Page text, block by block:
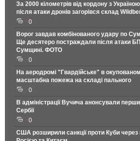
За 2000 кілометрів від кордону з
після атаки дронів загорівся склад
0
Ворог завдав комбінованого удару по
Ще десятеро постраждали після атаки
Сумщині. ФОТО
0
На аеродромі "Гвардійське" в
масштабна пожежа на складі пального
0
В адміністрації Вучича анонсували
Сербії
0
США розширили санкції проти Куби через